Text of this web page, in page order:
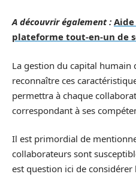
A découvrir également :
plateforme tout-en-un de
La gestion du capital humain
reconnaître ces
permettra à chaque
correspondant à ses
Il est primordial de
collaborateurs sont
est question ici de considérer